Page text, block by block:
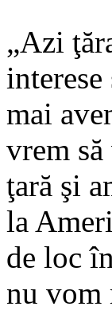
„Azi
mai
vrem
ţară şi
la
de loc
nu vom